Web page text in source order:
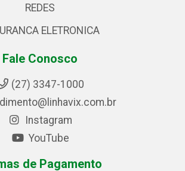
REDES
ELETRONICA
Fale Conosco
(27) 3347-1000
Instagram
YouTube
de Pagamento